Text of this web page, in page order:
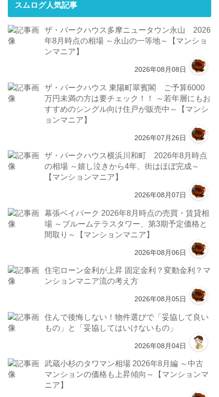
スムログ人気記事
ザ・パークハウス多摩ニュータウン永山 2026
年8月時点の相場 ～永山の一等地～【マンショ
ンマニア】
2026年08月08日
ザ・パークハウス 東陽町翠賓閣 ご予算6000
万円未満の方は要チェック！！ ～若年層にもお
すすめのシングル向け住戸が販売中～【マンシ
ョンマニア】
2026年07月26日
ザ・パークハウス横浜川和町 2026年8月時点
の相場 ～嬉し泣きから4年、街はほぼ完成～
【マンションマニア】
2026年08月07日
幕張ベイパーク 2026年8月時点の売買・賃貸相
場 ～ブルームテラスタワー、第3期予定価格と
間取り～【マンションマニア】
2026年08月06日
住宅ローン金利が上昇 固定金利？変動金利？マ
ンションマニア流の考え方
2026年08月05日
住んで後悔しない！物件選びで「妥協して良い
もの」と「妥協してはいけないもの」
2026年08月04日
武蔵小杉のタワマン相場 2026年8月編 ～中古
マンションの価格も上昇傾向～【マンションマ
ニア】